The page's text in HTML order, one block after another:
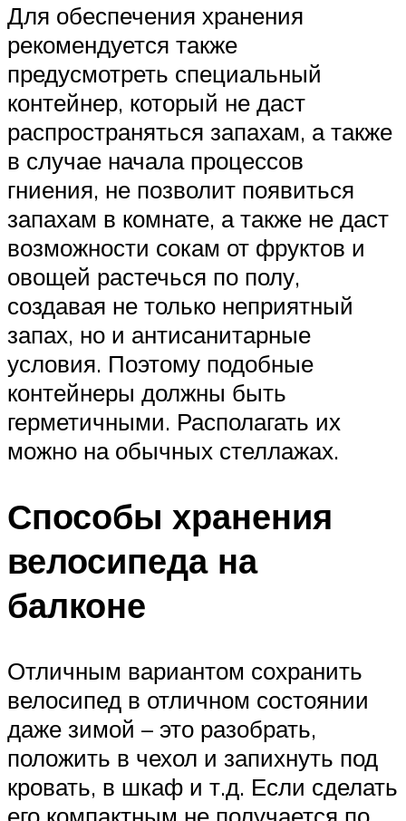
Для обеспечения хранения
рекомендуется также
предусмотреть специальный
контейнер, который не даст
распространяться запахам, а также
в случае начала процессов
гниения, не позволит появиться
запахам в комнате, а также не даст
возможности сокам от фруктов и
овощей растечься по полу,
создавая не только неприятный
запах, но и антисанитарные
условия. Поэтому подобные
контейнеры должны быть
герметичными. Располагать их
можно на обычных стеллажах.
Способы хранения
велосипеда на
балконе
Отличным вариантом сохранить
велосипед в отличном состоянии
даже зимой – это разобрать,
положить в чехол и запихнуть под
кровать, в шкаф и т.д. Если сделать